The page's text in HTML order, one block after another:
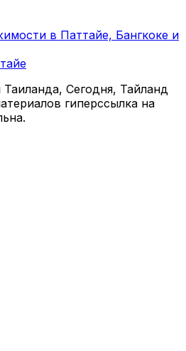
в Паттайе, Бангкоке и
Сегодня, Тайланд
гиперссылка на